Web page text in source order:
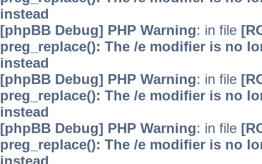
instead
[phpBB Debug] PHP Warning: in file
preg_replace(): The /e modifier is no
instead
[phpBB Debug] PHP Warning: in file
preg_replace(): The /e modifier is no
instead
[phpBB Debug] PHP Warning: in file
preg_replace(): The /e modifier is no
instead